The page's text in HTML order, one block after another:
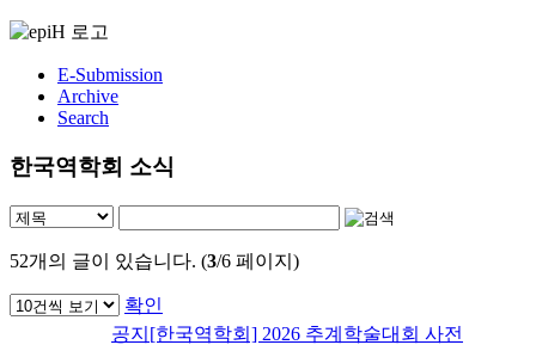
E-Submission
Archive
Search
한국역학회 소식
52개의 글이 있습니다. (3/6 페이지)
확인
공지 [한국역학회] 2026 추계학술대회 사전